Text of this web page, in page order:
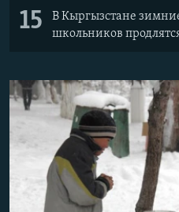
15
В Кыргызстане
школьников